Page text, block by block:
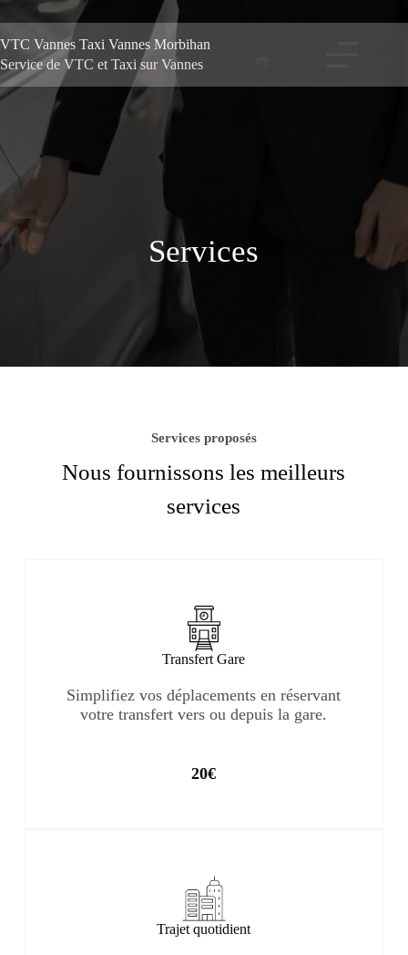
VTC Vannes Taxi Vannes Morbihan
Service de VTC et Taxi sur Vannes
Services
Services proposés
Nous fournissons les meilleurs
services
Transfert Gare
Simplifiez vos déplacements en réservant
votre transfert vers ou depuis la gare.
20€
Trajet quotidient